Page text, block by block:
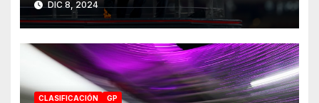
DIC 8, 2024
CLASIFICACIÓN GP